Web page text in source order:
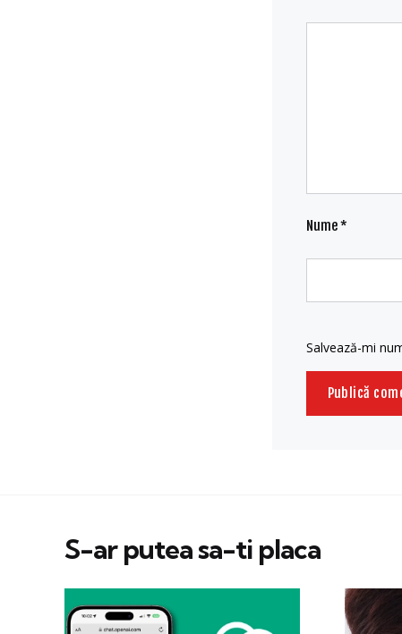
Nume*
Salvează-mi
S-ar putea sa-ti placa